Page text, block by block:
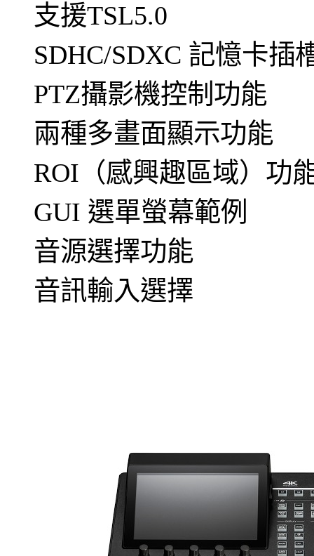
支援TSL5.0
SDHC/SDXC 記憶卡插
PTZ攝影機控制功能
兩種多畫面顯示功能
ROI（感興趣區域）功
GUI 選單螢幕範例
音源選擇功能
音訊輸入選擇